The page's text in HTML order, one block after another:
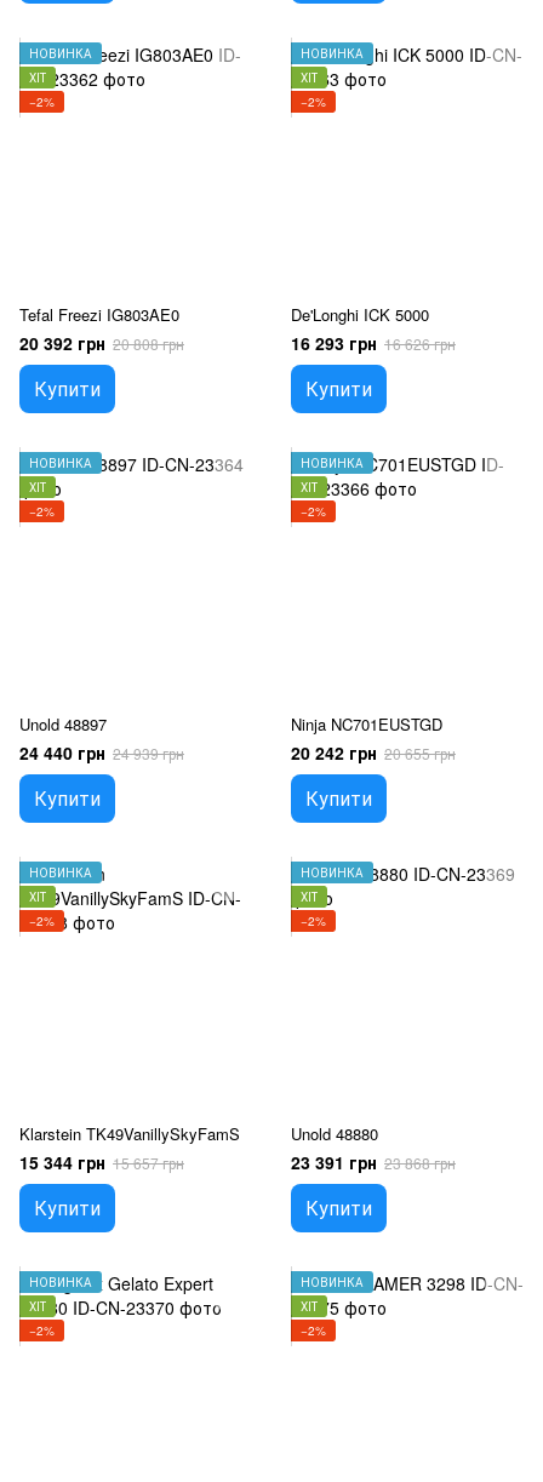
НОВИНКА
ХІТ
−2%
Tefal Freezi IG803AE0
20 392 грн 20 808 грн
Купити
НОВИНКА
ХІТ
−2%
De'Longhi ICK 5000
16 293 грн 16 626 грн
Купити
НОВИНКА
ХІТ
−2%
Unold 48897
24 440 грн 24 939 грн
Купити
НОВИНКА
ХІТ
−2%
Ninja NC701EUSTGD
20 242 грн 20 655 грн
Купити
НОВИНКА
ХІТ
−2%
Klarstein TK49VanillySkyFamS
15 344 грн 15 657 грн
Купити
НОВИНКА
ХІТ
−2%
Unold 48880
23 391 грн 23 868 грн
Купити
НОВИНКА
ХІТ
−2%
НОВИНКА
ХІТ
−2%